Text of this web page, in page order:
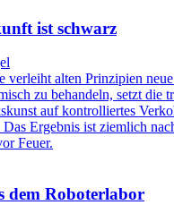
ist schwarz
verleiht alten Prinzipien
zu behandeln, setzt die
auf kontrolliertes
Ergebnis ist ziemlich
Feuer.
dem Roboterlabor